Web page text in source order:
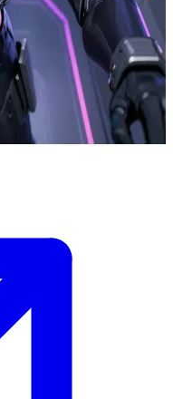
正守护着人类最后的殖民
队员或地面控制中心的操
执行一项至关重要的防御